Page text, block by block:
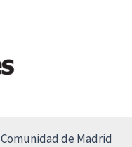
Comunidad de Madrid